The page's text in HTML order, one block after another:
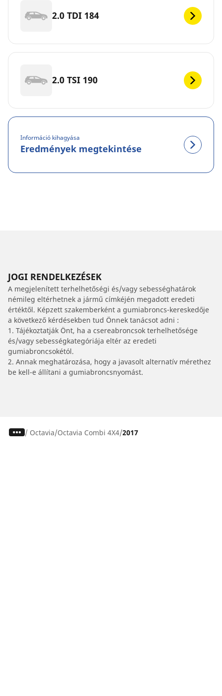
2.0 TDI 184
2.0 TSI 190
Információ kihagyása
Eredmények megtekintése
JOGI RENDELKEZÉSEK
A megjelenített terhelhetőségi és/vagy sebességhatárok
némileg eltérhetnek a jármű címkéjén megadott eredeti
értéktől. Képzett szakemberként a gumiabroncs-kereskedője
a következő kérdésekben tud Önnek tanácsot adni :
1. Tájékoztatják Önt, ha a csereabroncsok terhelhetősége
és/vagy sebességkategóriája eltér az eredeti
gumiabroncsokétól.
2. Annak meghatározása, hogy a javasolt alternatív mérethez
be kell-e állítani a gumiabroncsnyomást.
/ Octavia Octavia Combi 4X4 2017